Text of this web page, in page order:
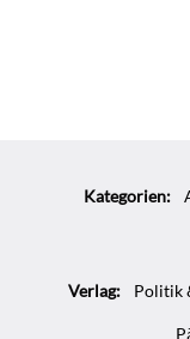
Kategorien:
Verlag: Politik